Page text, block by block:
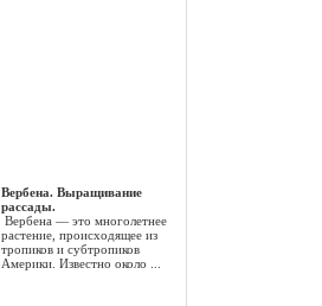
Вербена. Выращивание
рассады.
Вербена — это многолетнее
растение, происходящее из
тропиков и субтропиков
Америки. Известно около ...